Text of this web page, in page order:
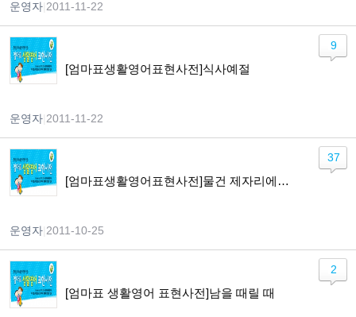
운영자 2011-11-22
[엄마표생활영어표현사전]식사예절
운영자 2011-11-22
9
[엄마표생활영어표현사전]물건 제자리에 두기
운영자 2011-10-25
37
[엄마표 생활영어 표현사전]남을 때릴 때
2